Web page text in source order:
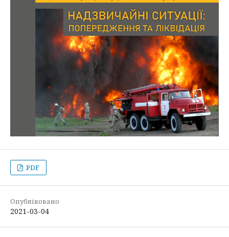
PDF
Опубліковано
2021-03-04